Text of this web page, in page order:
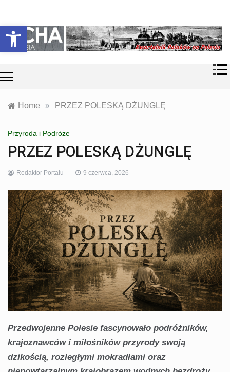
Otwórz pasek narzędzi
content
Echa
Polesia
współczesność
Polaków na
Polesiu.
Home » PRZEZ POLESKĄ DŻUNGLĘ
Przyroda i Podróże
PRZEZ POLESKĄ DŻUNGLĘ
Redaktor Portalu 9 czerwca, 2026
Przedwojenne Polesie fascynowało podróżników,
krajoznawców i miłośników przyrody swoją
dzikością, rozległymi mokradłami oraz